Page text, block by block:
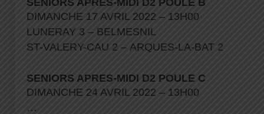
DIMANCHE 17 AVRIL 2022 – 13H00
LUNERAY 3 – BELMESNIL
ST-VALERY-CAU 2 – ARQUES-LA-BAT 2
SENIORS APRES-MIDI D2 POULE C
DIMANCHE 24 AVRIL 2022 – 13H00
…